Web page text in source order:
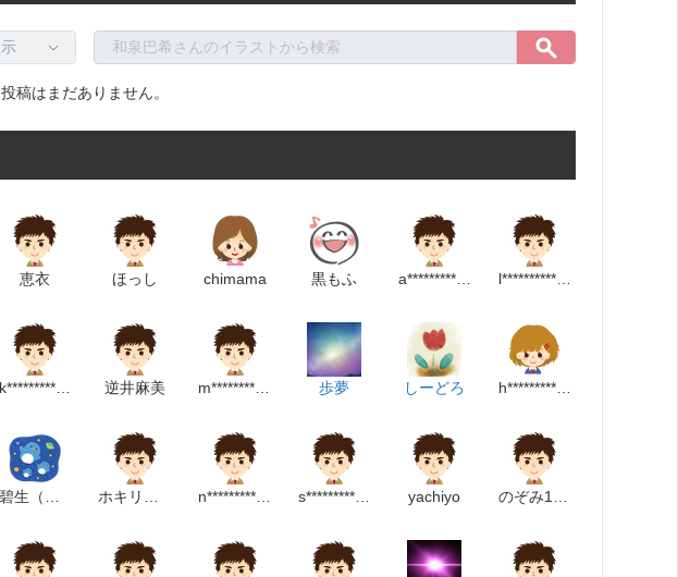
投稿はまだありません。
恵衣 ほっし chimama 黒もふ a********************m l*************************p
k****************************p 逆井麻美 歩夢 しーどろ h******************m
s*****************m yachiyo